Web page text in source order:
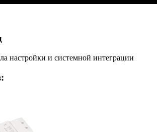
настройки и системной интеграции